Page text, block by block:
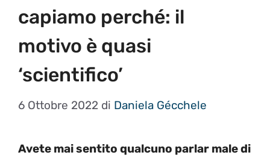
capiamo perché: il
motivo è quasi
‘scientifico’
6 Ottobre 2022 di Daniela Gécchele
Avete mai sentito qualcuno parlar male di